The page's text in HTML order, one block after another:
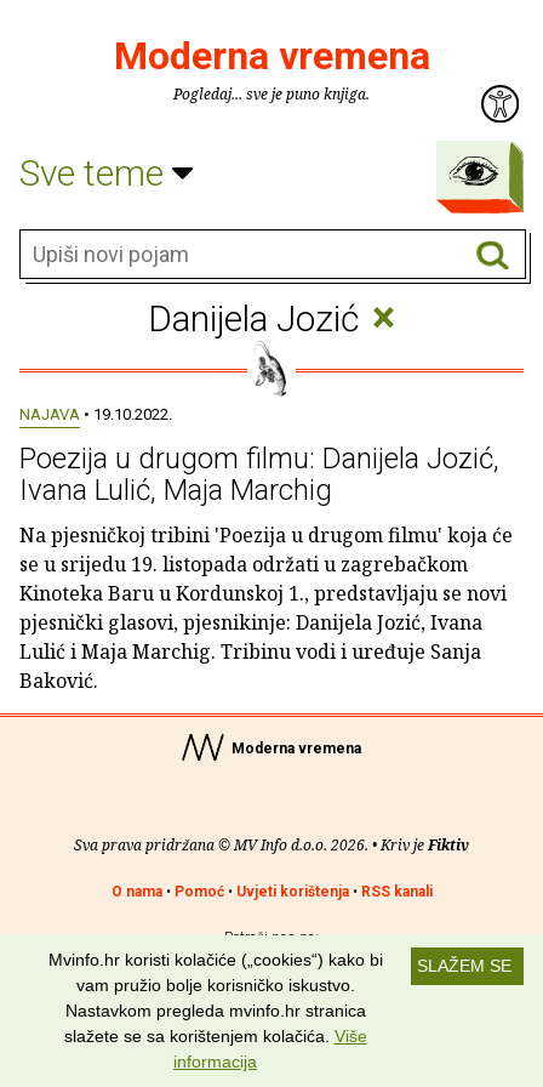
Moderna vremena
Pogledaj... sve je puno knjiga.
Sve teme
Danijela Jozić ×
NAJAVA • 19.10.2022.
Poezija u drugom filmu: Danijela Jozić,
Ivana Lulić, Maja Marchig
Na pjesničkoj tribini 'Poezija u drugom filmu' koja će
se u srijedu 19. listopada održati u zagrebačkom
Kinoteka Baru u Kordunskoj 1., predstavljaju se novi
pjesnički glasovi, pjesnikinje: Danijela Jozić, Ivana
Lulić i Maja Marchig. Tribinu vodi i uređuje Sanja
Baković.
Moderna vremena
Sva prava pridržana © MV Info d.o.o. 2026. • Kriv jeFiktiv
O nama• Pomoć• Uvjeti korištenja• RSS kanali
Potraži nas na:
SLAŽEM SE
Mvinfo.hr koristi kolačiće („cookies“) kako bi
vam pružio bolje korisničko iskustvo.
Nastavkom pregleda mvinfo.hr stranica
slažete se sa korištenjem kolačića. Više
informacija